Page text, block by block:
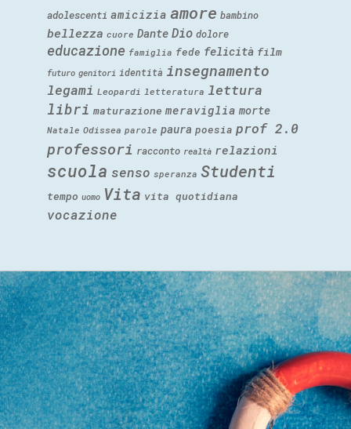
adolescenti amicizia amore bambino
bellezza cuore Dante Dio dolore
educazione famiglia fede felicità film
futuro genitori identità insegnamento
legami Leopardi letteratura lettura
libri maturazione meraviglia morte
Natale Odissea parole paura poesia prof 2.0
professori racconto realtà relazioni
scuola senso speranza Studenti
tempo uomo Vita vita quotidiana
vocazione